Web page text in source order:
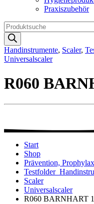
Praxiszubehör
Products
search
Handinstrumente, Scaler,
Universalscaler
R060
Start
Shop
Prävention,
Scaler
Universalscaler
R060 BARNHART